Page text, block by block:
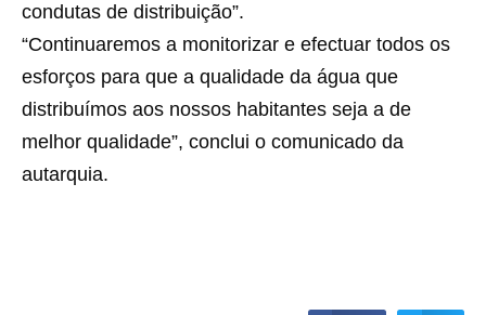
condutas de distribuição”.
“Continuaremos a monitorizar e efectuar todos os
esforços para que a qualidade da água que
distribuímos aos nossos habitantes seja a de
melhor qualidade”, conclui o comunicado da
autarquia.